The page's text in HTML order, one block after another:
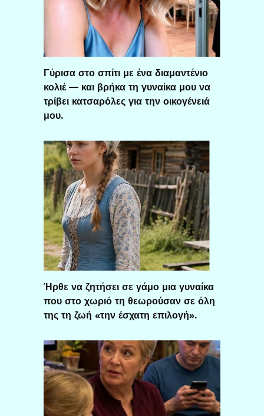
Γύρισα στο σπίτι με ένα διαμαντένιο
κολιέ — και βρήκα τη γυναίκα μου να
τρίβει κατσαρόλες για την οικογένειά
μου.
Ήρθε να ζητήσει σε γάμο μια γυναίκα
που στο χωριό τη θεωρούσαν σε όλη
της τη ζωή «την έσχατη επιλογή».